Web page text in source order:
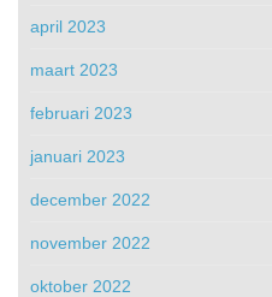
april 2023
maart 2023
februari 2023
januari 2023
december 2022
november 2022
oktober 2022